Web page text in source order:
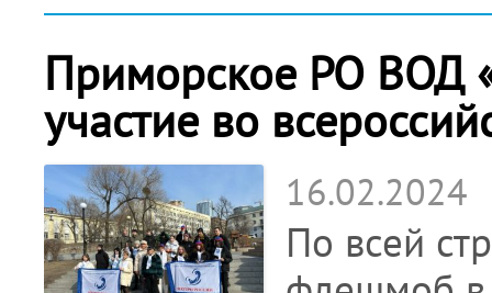
Приморское РО ВОД
участие во
16.02.2024
По всей